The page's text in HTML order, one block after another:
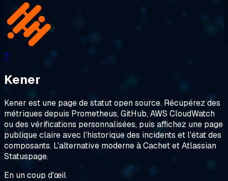
?
Kener
Kener est une page de statut open source. Récupérez des
métriques depuis Prometheus, GitHub, AWS CloudWatch
ou des vérifications personnalisées, puis affichez une page
publique claire avec l'historique des incidents et l'état des
composants. L'alternative moderne à Cachet et Atlassian
Statuspage.
En un coup d'œil